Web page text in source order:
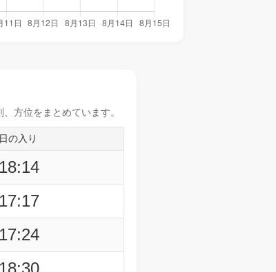
、方位をまとめています。
日の入り
18:14
17:17
17:24
18:30